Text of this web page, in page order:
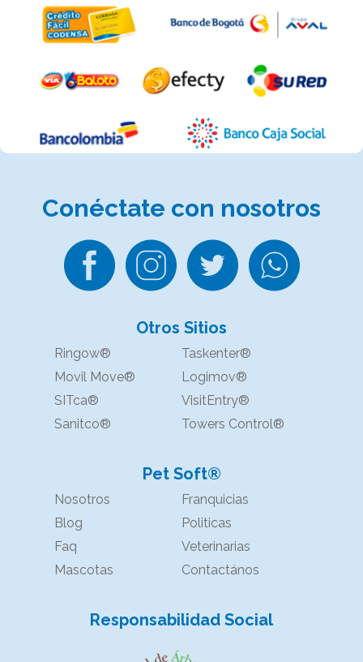
Conéctate con nosotros
Otros Sitios
Ringow®
Taskenter®
Movil Move®
Logimov®
SITca®
VisitEntry®
Sanitco®
Towers Control®
Pet Soft®
Nosotros
Franquicias
Blog
Politicas
Faq
Veterinarias
Mascotas
Contactános
Responsabilidad Social